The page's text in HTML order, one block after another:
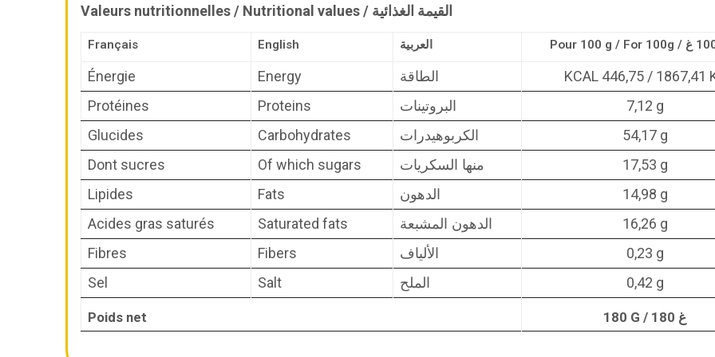
Valeurs nutritionnelles / Nutritional values / القيمة الغذائية
Français English العربية
Énergie Energy الطاقة
KCAL 446,75 / 1867,41
Protéines
Proteins البروتينات
7,12 g
Glucides
Carbohydrates الكربوهيدرات
54,17 g
Dont sucres
Of which sugars منها السكريات
17,53 g
Lipides
Fats الدهون
14,98 g
Acides gras saturés
Saturated fats الدهون المشبعة
16,26 g
Fibres
Fibers الألياف
0,23 g
Sel
Salt الملح 0,42 g
Poids net 180 G / 180 غ